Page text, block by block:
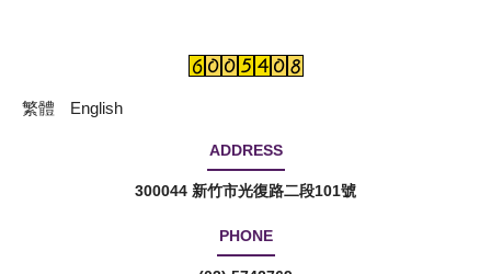
繁體 English
ADDRESS
300044 新竹市光復路二段101號
PHONE